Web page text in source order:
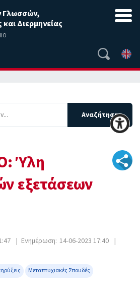
Γλωσσών,
Διερμηνείας
Ύλη
εξετάσεων
| Ενημέρωση: 14-06-2023 17:40 |
Μεταπτυχιακές Σπουδές